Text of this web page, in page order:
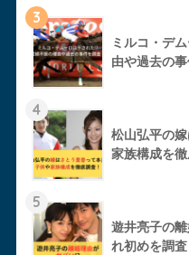
3
ミルコ・デ
由や過去の事
4
松山弘平の
家族構成を徹
5
遊井亮子の
れ初めを調査